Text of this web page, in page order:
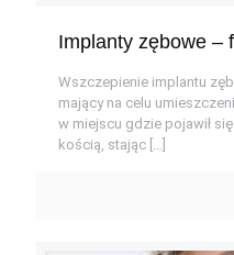
Implanty zębowe –
Wszczepienie implantu
mający na celu
w miejscu gdzie pojawił
kością, stając